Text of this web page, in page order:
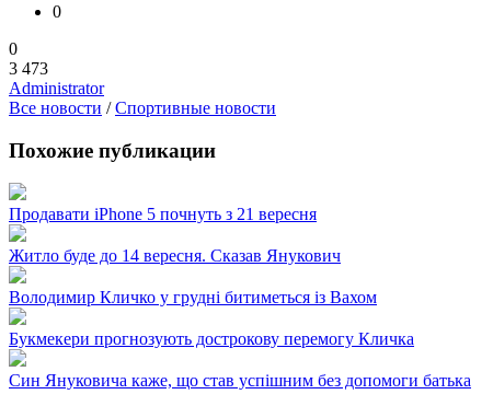
0
0
3 473
Administrator
Все новости /Спортивные новости
Похожие публикации
Продавати iPhone 5 почнуть з 21 вересня
Житло буде до 14 вересня. Сказав Янукович
Володимир Кличко у грудні битиметься із Вахом
Букмекери прогнозують дострокову перемогу Кличка
Син Януковича каже, що став успішним без допомоги батька